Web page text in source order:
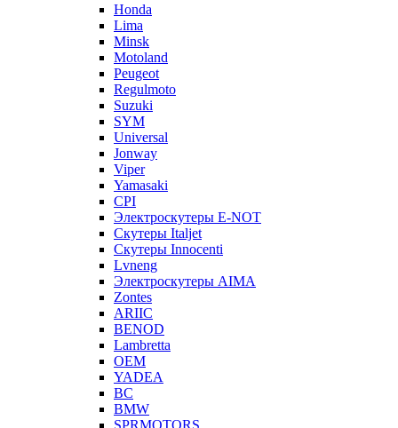
Honda
Lima
Minsk
Motoland
Peugeot
Regulmoto
Suzuki
SYM
Universal
Jonway
Viper
Yamasaki
CPI
Электроскутеры E-NOT
Скутеры Italjet
Скутеры Innocenti
Lvneng
Электроскутеры AIMA
Zontes
ARIIC
BENOD
Lambretta
OEM
YADEA
BC
BMW
SPRMOTORS